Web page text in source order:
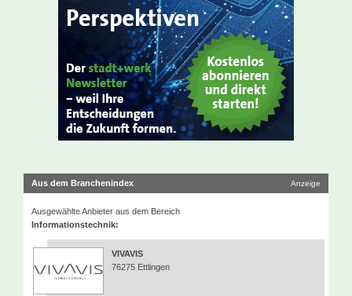
Aus dem Branchenindex Anzeige
Ausgewählte Anbieter aus dem Bereich
Informationstechnik:
VIVAVIS
76275 Ettlingen